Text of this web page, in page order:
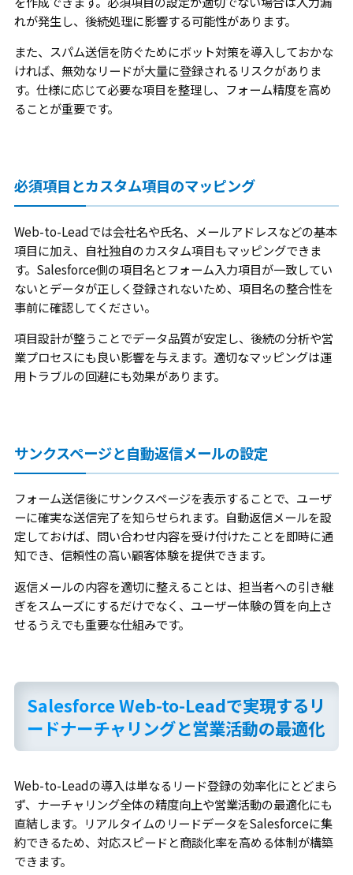
れが発生し、後続処理に影響する可能性があります。
また、スパム送信を防ぐためにボット対策を導入しておかな
ければ、無効なリードが大量に登録されるリスクがありま
す。仕様に応じて必要な項目を整理し、フォーム精度を高め
ることが重要です。
必須項目とカスタム項目のマッピング
Web-to-Leadでは会社名や氏名、メールアドレスなどの基本
項目に加え、自社独自のカスタム項目もマッピングできま
す。Salesforce側の項目名とフォーム入力項目が一致してい
ないとデータが正しく登録されないため、項目名の整合性を
事前に確認してください。
項目設計が整うことでデータ品質が安定し、後続の分析や営
業プロセスにも良い影響を与えます。適切なマッピングは運
用トラブルの回避にも効果があります。
サンクスページと自動返信メールの設定
フォーム送信後にサンクスページを表示することで、ユーザ
ーに確実な送信完了を知らせられます。自動返信メールを設
定しておけば、問い合わせ内容を受け付けたことを即時に通
知でき、信頼性の高い顧客体験を提供できます。
返信メールの内容を適切に整えることは、担当者への引き継
ぎをスムーズにするだけでなく、ユーザー体験の質を向上さ
せるうえでも重要な仕組みです。
Salesforce Web-to-Leadで実現するリ
ードナーチャリングと営業活動の最適化
Web-to-Leadの導入は単なるリード登録の効率化にとどまら
ず、ナーチャリング全体の精度向上や営業活動の最適化にも
直結します。リアルタイムのリードデータをSalesforceに集
約できるため、対応スピードと商談化率を高める体制が構築
できます。